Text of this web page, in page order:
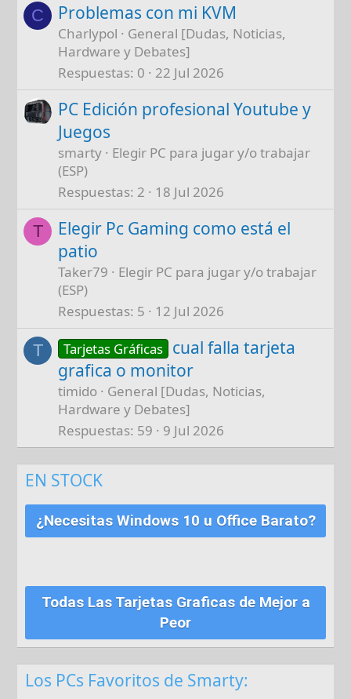
C Problemas con mi KVM
Charlypol
General [Dudas, Noticias,
Hardware y Debates]
Respuestas 0 22 Jul 2026
PC Edición profesional Youtube y
Juegos
smarty
Elegir PC para jugar y/o trabajar
(ESP)
Respuestas 2 18 Jul 2026
T
Elegir Pc Gaming como está el
patio
Taker79
Elegir PC para jugar y/o trabajar
(ESP)
Respuestas 5 12 Jul 2026
T Tarjetas Gráficas cual falla tarjeta
grafica o monitor
timido
General [Dudas, Noticias,
Hardware y Debates]
Respuestas 59 9 Jul 2026
EN STOCK
¿Necesitas Windows 10 u Office Barato?
Todas Las Tarjetas Graficas de Mejor a
Peor
Los PCs Favoritos de Smarty: